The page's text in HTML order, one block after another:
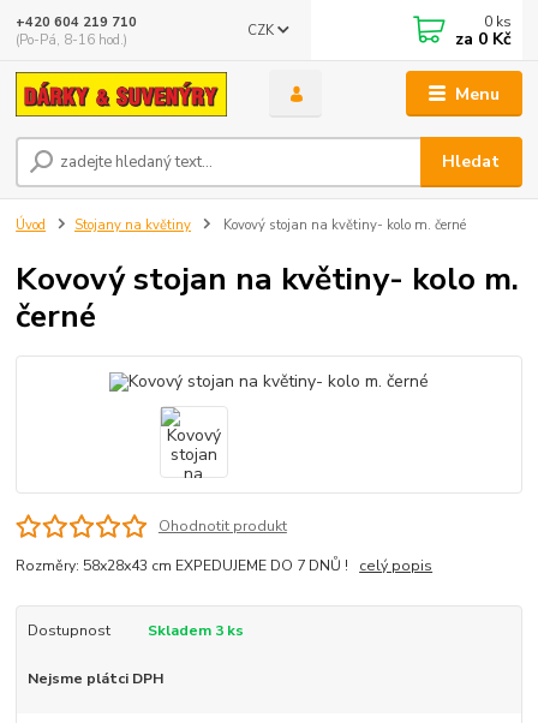
Menu
CZK
Hledat
+420 604 219 710
(Po-Pá, 8-16 hod.)
0 ks
za 0 Kč
Úvod Stojany na květiny Kovový stojan na květiny- kolo m. černé
Kovový stojan na květiny- kolo m.
černé
Ohodnotit produkt
Rozměry: 58x28x43 cm EXPEDUJEME DO 7 DNŮ ! celý popis
Dostupnost Skladem 3 ks
Nejsme plátci DPH